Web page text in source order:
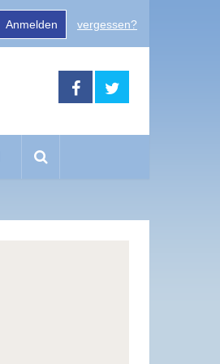
Anmelden vergessen?